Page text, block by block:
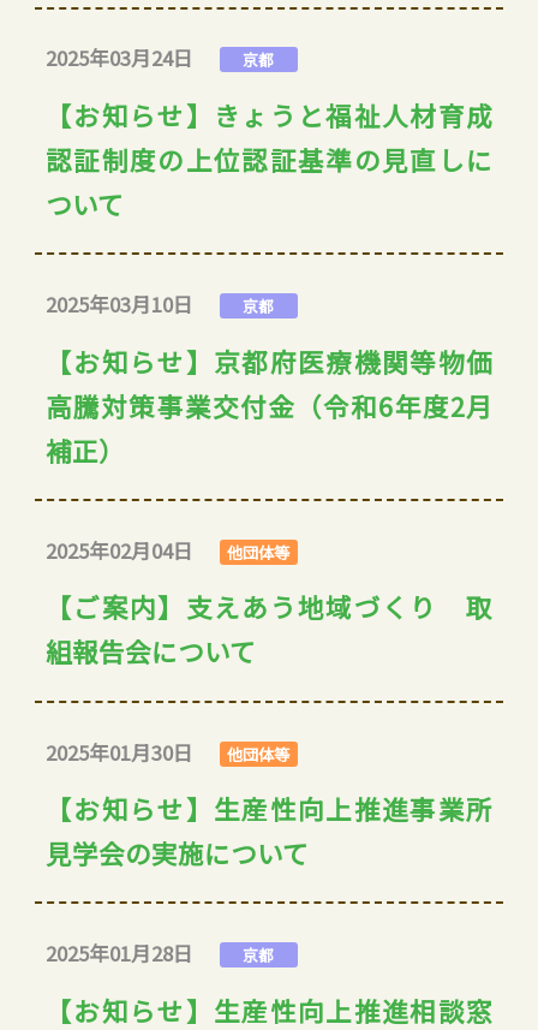
2025年03月24日 京都
【お知らせ】きょうと福祉人材育成
認証制度の上位認証基準の見直しに
ついて
2025年03月10日 京都
【お知らせ】京都府医療機関等物価
高騰対策事業交付金（令和6年度2月
補正）
2025年02月04日 他団体等
【ご案内】支えあう地域づくり 取
組報告会について
2025年01月30日 他団体等
【お知らせ】生産性向上推進事業所
見学会の実施について
2025年01月28日 京都
【お知らせ】生産性向上推進相談窓